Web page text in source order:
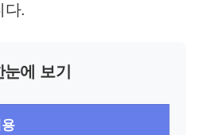
다.
에 보기